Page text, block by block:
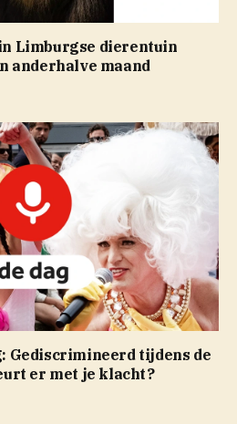
Limburgse dierentuin
anderhalve maand
Gediscrimineerd tijdens de
er met je klacht?